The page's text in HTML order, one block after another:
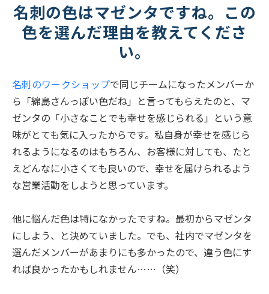
名刺の色はマゼンタですね。この
色を選んだ理由を教えてくださ
い。
名刺のワークショップで同じチームになったメンバーか
ら「綿島さんっぽい色だね」と言ってもらえたのと、マ
ゼンタの「小さなことでも幸せを感じられる」という意
味がとても気に入ったからです。私自身が幸せを感じら
れるようになるのはもちろん、お客様に対しても、たと
えどんなに小さくても良いので、幸せを届けられるよう
な営業活動をしようと思っています。
他に悩んだ色は特になかったですね。最初からマゼンタ
にしよう、と決めていました。でも、社内でマゼンタを
選んだメンバーがあまりにも多かったので、違う色にす
れば良かったかもしれません……（笑）